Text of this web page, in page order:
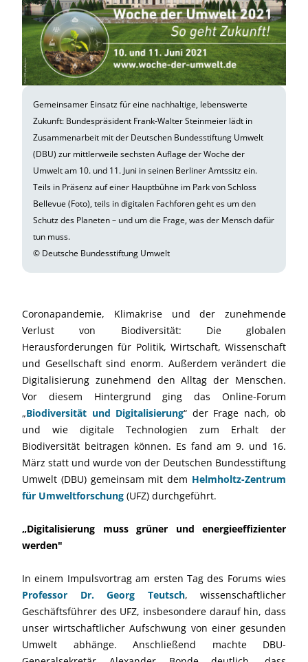
Gemeinsamer Einsatz für eine nachhaltige, lebenswerte
Zukunft: Bundespräsident Frank-Walter Steinmeier lädt in
Zusammenarbeit mit der Deutschen Bundesstiftung Umwelt
(DBU) zur mittlerweile sechsten Auflage der Woche der
Umwelt am 10. und 11. Juni in seinen Berliner Amtssitz ein.
Teils in Präsenz auf einer Hauptbühne im Park von Schloss
Bellevue (Foto), teils in digitalen Fachforen geht es um den
Schutz des Planeten – und um die Frage, was der Mensch dafür
tun muss.
© Deutsche Bundesstiftung Umwelt
Coronapandemie, Klimakrise und der zunehmende
Verlust von Biodiversität: Die globalen
Herausforderungen für Politik, Wirtschaft, Wissenschaft
und Gesellschaft sind enorm. Außerdem verändert die
Digitalisierung zunehmend den Alltag der Menschen.
Vor diesem Hintergrund ging das Online-Forum
„Biodiversität und Digitalisierung“ der Frage nach, ob
und wie digitale Technologien zum Erhalt der
Biodiversität beitragen können. Es fand am 9. und 16.
März statt und wurde von der Deutschen Bundesstiftung
Umwelt (DBU) gemeinsam mit dem Helmholtz-Zentrum
für Umweltforschung (UFZ) durchgeführt.
„Digitalisierung muss grüner und energieeffizienter
werden"
In einem Impulsvortrag am ersten Tag des Forums wies
Professor Dr. Georg Teutsch, wissenschaftlicher
Geschäftsführer des UFZ, insbesondere darauf hin, dass
unser wirtschaftlicher Aufschwung von einer gesunden
Umwelt abhänge. Anschließend machte DBU-